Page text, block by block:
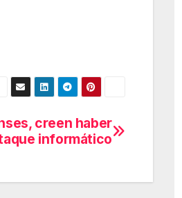
creen haber
informático